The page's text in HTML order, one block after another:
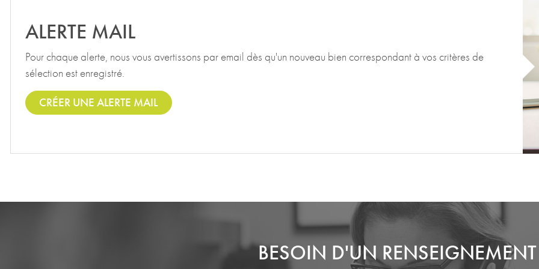
ALERTE MAIL
Pour chaque alerte, nous vous avertissons par email dès qu'un nouveau bien correspondant à vos critères de
sélection est enregistré.
CRÉER UNE ALERTE MAIL
BESOIN D'UN